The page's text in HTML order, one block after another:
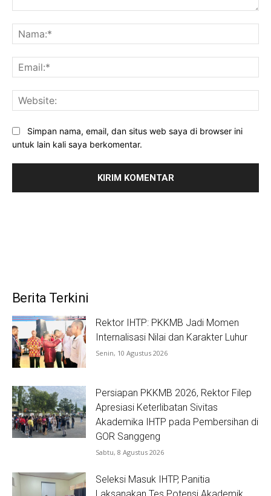
Simpan nama, email, dan situs web saya di browser ini
untuk lain kali saya berkomentar.
Berita Terkini
Rektor IHTP: PKKMB Jadi Momen
Internalisasi Nilai dan Karakter Luhur
Senin, 10 Agustus 2026
Persiapan PKKMB 2026, Rektor Filep
Apresiasi Keterlibatan Sivitas
Akademika IHTP pada Pembersihan di
GOR Sanggeng
Sabtu, 8 Agustus 2026
Seleksi Masuk IHTP, Panitia